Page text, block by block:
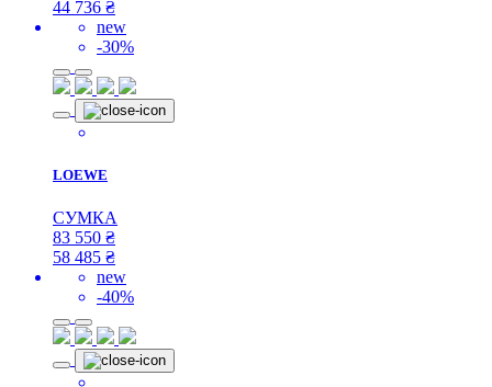
44 736 ₴
new
-30%
LOEWE
СУМКА
83 550 ₴
58 485 ₴
new
-40%